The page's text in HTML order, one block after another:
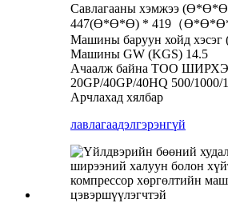
Савлагааны хэмжээ
447(Ө*Ө*Ө) * 419（
Машины баруун хойд хэсэг
Машины GW (KGS) 14.5
Ачаалж байна ТОО
20GP/40GP/40HQ 500/1000/
Арчлахад хялбар
лавлагаадэлгэрэнгүй